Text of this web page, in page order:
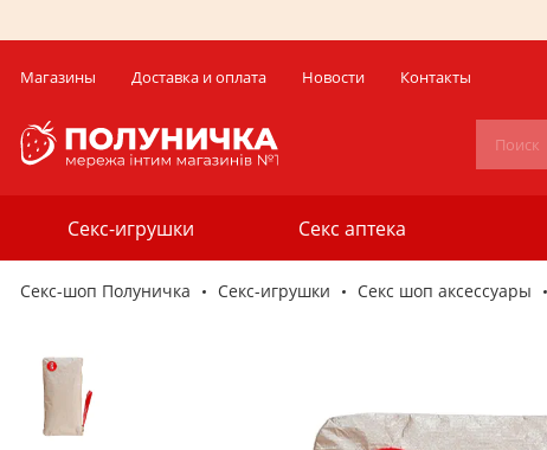
Магазины Доставка и оплата Новости Контакты
Секс-игрушки Секс аптека
Секс-шоп Полуничка Секс-игрушки Секс шоп аксессуары